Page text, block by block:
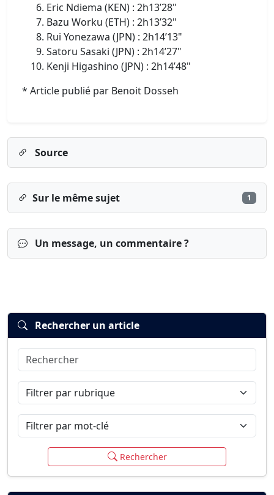
Eric Ndiema (KEN) : 2h13’28"
Bazu Worku (ETH) : 2h13’32"
Rui Yonezawa (JPN) : 2h14’13"
Satoru Sasaki (JPN) : 2h14’27"
Kenji Higashino (JPN) : 2h14’48"
* Article publié par Benoit Dosseh
Source
Sur le même sujet 1
Un message, un commentaire ?
Connexion
Rechercher un article
Rechercher
Filtrer par rubrique
Filtrer par mot-clé
Rechercher